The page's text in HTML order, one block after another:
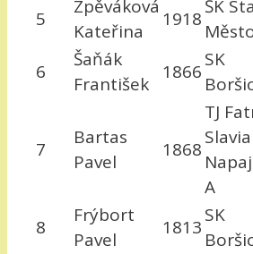
5
Zpěváková
Kateřina
1918
ŠK
6
Šaňák
František
1866
SK
7
Bartas
Pavel
1868
TJ
Slavia
A
8
Frýbort
Pavel
1813
SK